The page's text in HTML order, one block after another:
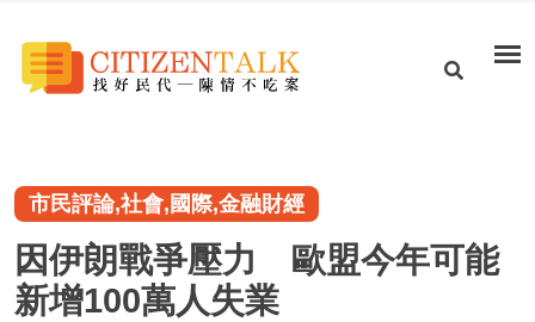
市民評論,社會,國際,金融財經
因伊朗戰爭壓力 歐盟今年可能
新增100萬人失業